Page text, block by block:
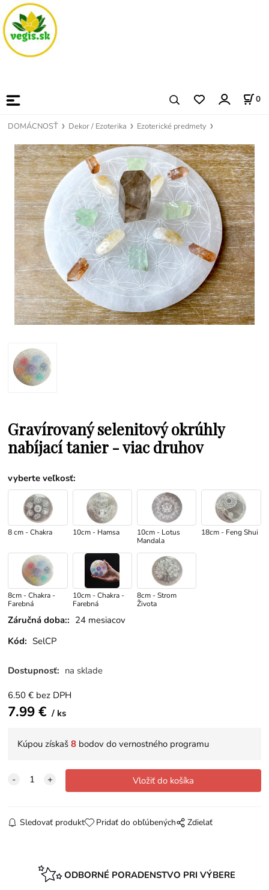
0
DOMÁCNOSŤ Dekor / Ezoterika Ezoterické predmety
Gravírovaný selenitový okrúhly
nabíjací tanier - viac druhov
vyberte veľkosť:
8 cm - Chakra 10cm - Hamsa
10cm - Lotus
Mandala
18cm - Feng Shui
8cm - Chakra -
Farebná
10cm - Chakra -
Farebná
8cm - Strom
Života
Záručná doba:: 24 mesiacov
Kód: SelCP
Dostupnosť: na sklade
6.50 € bez DPH
7.99€ ks
Kúpou získaš8 bodov do vernostného programu
Sledovať produkt Pridať do obľúbených Zdielať
ODBORNÉ PORADENSTVO PRI VÝBERE